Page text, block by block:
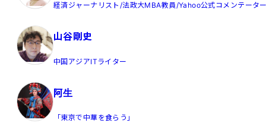
経済ジャーナリスト/法政大MBA教員/Yahoo公式コメンテータ
山谷剛史
中国アジアITライター
阿生
「東京で中華を食らう」